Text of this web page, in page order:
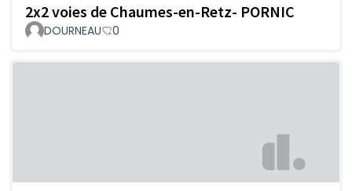
2x2 voies de Chaumes-en-Retz- PORNIC
DOURNEAU 0